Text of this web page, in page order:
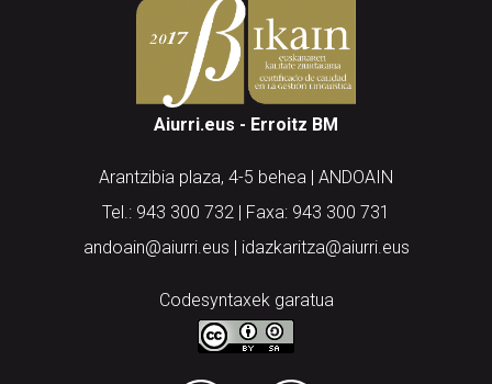
Aiurri.eus - Erroitz BM
Arantzibia plaza, 4-5 behea | ANDOAIN
Tel.: 943 300 732 | Faxa: 943 300 731
andoain@aiurri.eus | idazkaritza@aiurri.eus
Codesyntaxek garatua